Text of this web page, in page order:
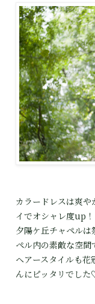
カラードレスは爽や
イでオシャレ度up！
夕陽ケ丘チャペル
ペル内の素敵な空
ヘアースタイルも花
んにピッタリでし